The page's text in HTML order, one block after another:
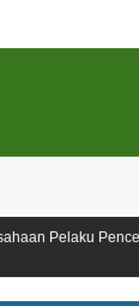
Kali Kota